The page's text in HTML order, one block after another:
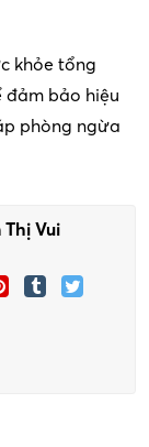
khỏe tổng
đảm bảo hiệu
phòng ngừa
Vui